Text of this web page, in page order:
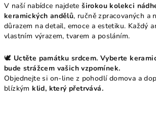
V naší nabídce najdeteširokou kolekci
keramických andělů, ručně zpracovaných a
důrazem na detail, emoce a estetiku. Každý
vlastním výrazem, tvarem a posláním.
🕊️ Uctěte památku srdcem. Vyberte
bude strážcem vašich vzpomínek.
Objednejte si on-line z pohodlí domova a
blízkým klid, který přetrvává.